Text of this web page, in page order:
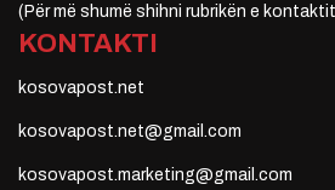
(Për më shumë shihni rubrikën e
KONTAKTI
kosovapost.net
kosovapost.net@gmail.com
kosovapost.marketing@gmail.com